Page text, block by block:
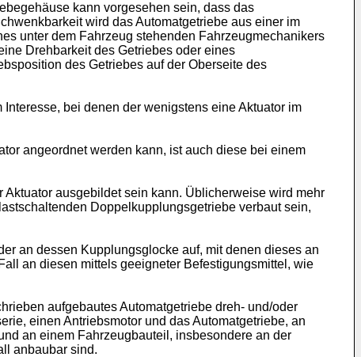
kann vorgesehen sein, dass das
wird das Automatgetriebe aus einer im
unter dem Fahrzeug stehenden Fahrzeugmechanikers
Drehbarkeit des Getriebes oder eines
des Getriebes auf der Oberseite des
bei denen der wenigstens eine Aktuator im
angeordnet werden kann, ist auch diese bei einem
ausgebildet sein kann. Üblicherweise wird mehr
Doppelkupplungsgetriebe verbaut sein,
an dessen Kupplungsglocke auf, mit denen dieses an
an diesen mittels geeigneter Befestigungsmittel, wie
aufgebautes Automatgetriebe dreh- und/oder
einen Antriebsmotor und das Automatgetriebe, an
an einem Fahrzeugbauteil, insbesondere an der
anbaubar sind.